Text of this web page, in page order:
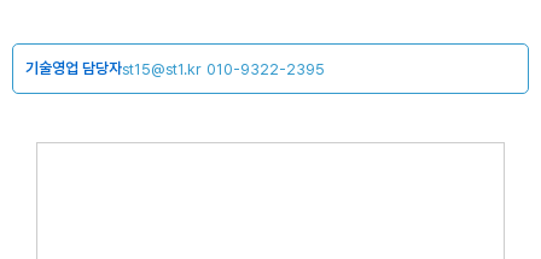
기술영업 담당자st15@st1.kr 010-9322-2395